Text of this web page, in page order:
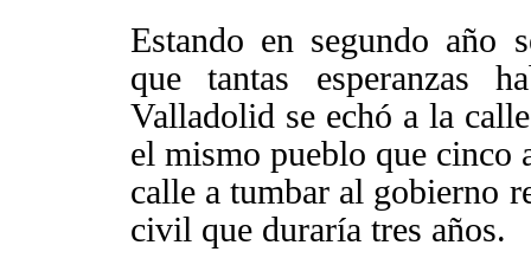
Estando en segundo año
que tantas esperanzas
Valladolid se echó a la
el mismo pueblo que cinco
calle a tumbar al gobierno
civil que duraría tres años.